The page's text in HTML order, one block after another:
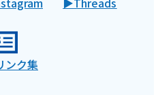
読む
ンク集